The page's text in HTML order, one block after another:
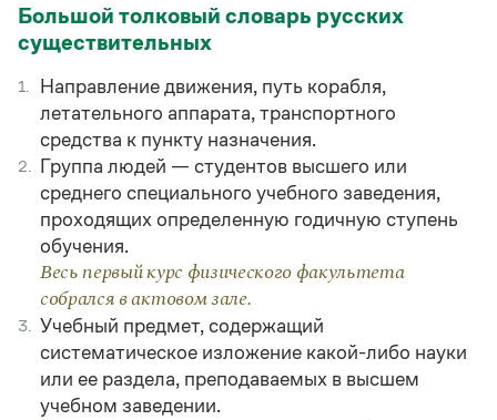
Большой толковый словарь русских
существительных
1.
Направление движения, путь корабля,
летательного аппарата, транспортного
средства к пункту назначения.
2.
Группа людей — студентов высшего или
среднего специального учебного заведения,
проходящих определенную годичную ступень
обучения.
Весь первый курс физического факультета
собрался в актовом зале.
3.
Учебный предмет, содержащий
систематическое изложение какой-либо науки
или ее раздела, преподаваемых в высшем
учебном заведении.